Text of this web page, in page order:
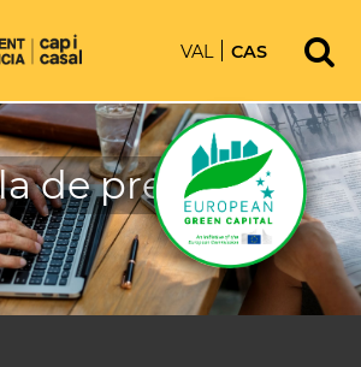
VAL CAS
de prensa